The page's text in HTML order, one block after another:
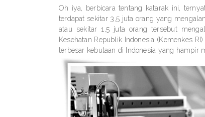
Oh iya, berbicara tentang katarak ini,
terdapat sekitar 3,5 juta orang yang
atau sekitar 1,5 juta orang tersebut
Kesehatan Republik Indonesia (Kemenkes
terbesar kebutaan di Indonesia yang hampir